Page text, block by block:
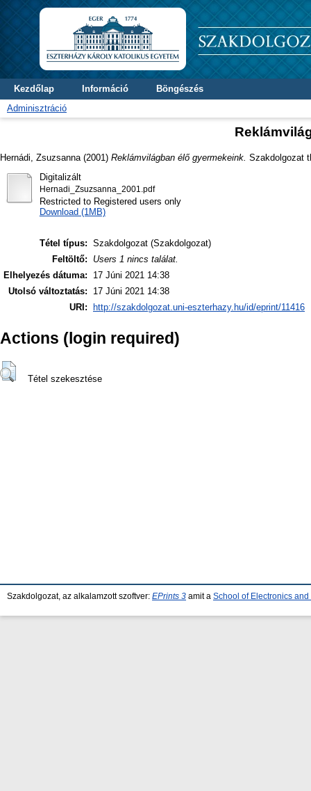
Kezdőlap Információ
Böngészés
Adminisztráció
Hernádi, Zsuzsanna (2001) Reklámvilágban élő gyermekeink. Szakdolgozat
Digitalizált
Hernadi_Zsuzsanna_2001.pdf
Restricted to Registered users only
Download (1MB)
Tétel típus: Szakdolgozat (Szakdolgozat)
Feltöltő:
Users 1 nincs találat.
Elhelyezés dátuma:
17 Júni 2021 14:38
Utolsó változtatás:
17 Júni 2021 14:38
URI:
http://szakdolgozat.uni-eszterhazy.hu/id/eprint/11416
Actions (login required)
Tétel szekesztése
Szakdolgozat, az alkalamzott szoftver: EPrints 3 amit a School of Electronics